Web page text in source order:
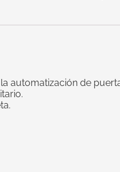
automatización de